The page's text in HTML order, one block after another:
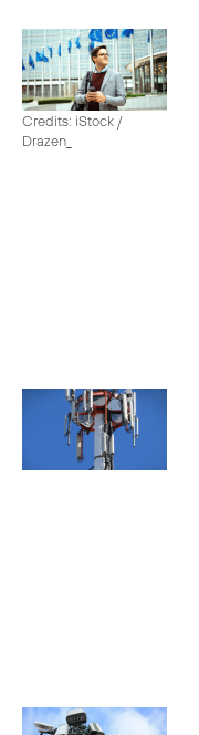
Credits: iStock /
Drazen_